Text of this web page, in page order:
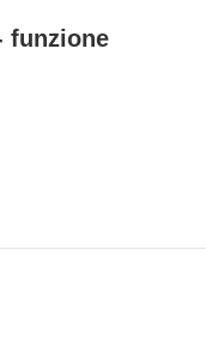
funzione